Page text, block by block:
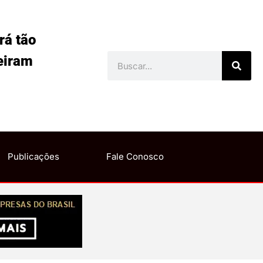
tão
Publicações Fale Conosco